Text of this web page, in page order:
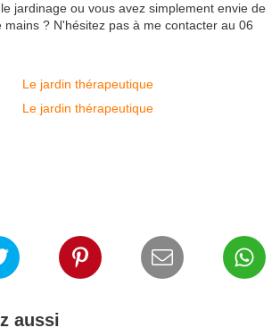
jardinage ou vous avez simplement envie de
? N'hésitez pas à me contacter au 06
aussi